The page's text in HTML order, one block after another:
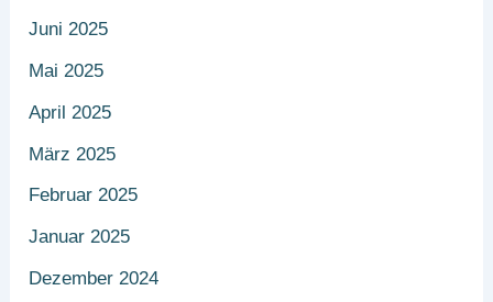
Juni 2025
Mai 2025
April 2025
März 2025
Februar 2025
Januar 2025
Dezember 2024